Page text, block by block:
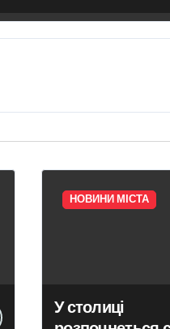
НОВИНИ МІСТА
У столиці